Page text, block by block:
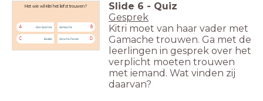
Met wie wil Kitri het liefst trouwen?
A Don Quichot B
Gamache
C Basilio D
Sancho Panza
Slide 6 - Quiz
Gesprek
Kitri moet van haar vader met
Gamache trouwen. Ga met de
leerlingen in gesprek over het
verplicht moeten trouwen
met iemand. Wat vinden zij
daarvan?